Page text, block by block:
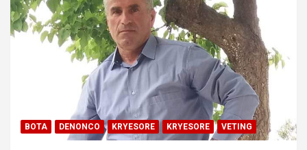
BOTA DENONCO KRYESORE KRYESORE VETING